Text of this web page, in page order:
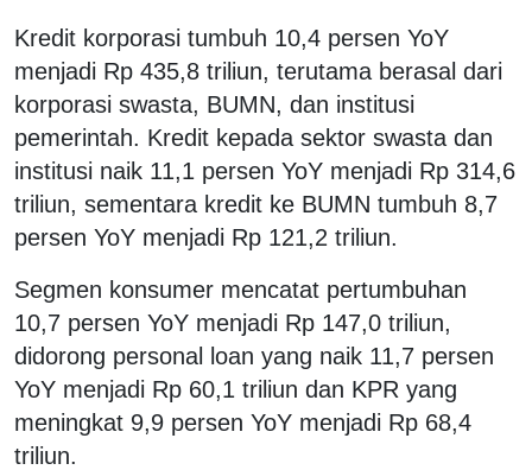
Kredit korporasi tumbuh 10,4 persen YoY
menjadi Rp 435,8 triliun, terutama berasal dari
korporasi swasta, BUMN, dan institusi
pemerintah. Kredit kepada sektor swasta dan
institusi naik 11,1 persen YoY menjadi Rp 314,6
triliun, sementara kredit ke BUMN tumbuh 8,7
persen YoY menjadi Rp 121,2 triliun.
Segmen konsumer mencatat pertumbuhan
10,7 persen YoY menjadi Rp 147,0 triliun,
didorong personal loan yang naik 11,7 persen
YoY menjadi Rp 60,1 triliun dan KPR yang
meningkat 9,9 persen YoY menjadi Rp 68,4
triliun.